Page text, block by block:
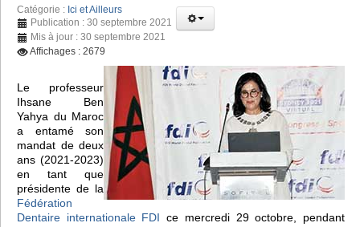
Catégorie : Ici et Ailleurs
Publication : 30 septembre 2021
Mis à jour : 30 septembre 2021
Affichages : 2679
Le professeur
Ihsane Ben
Yahya du Maroc
a entamé son
mandat de deux
ans (2021-2023)
en tant que
présidente de la
Fédération
Dentaire internationale FDI ce mercredi 29 octobre, pendant